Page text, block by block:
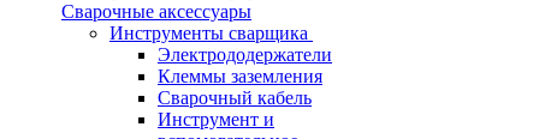
Сварочные аксессуары
Инструменты сварщика
Электрододержатели
Клеммы заземления
Сварочный кабель
Инструмент и